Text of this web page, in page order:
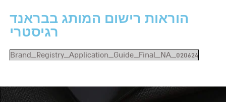
הוראות רישום המותג בבראנד
רגיסטרי
Brand_Registry_Application_Guide_Final_NA_020624